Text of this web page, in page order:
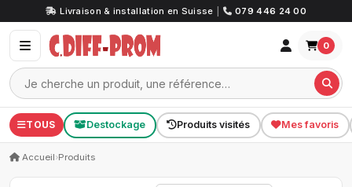
Livraison & installation en Suisse 079 446 24 00
0
TOUS Destockage Produits visités Mes favoris
Accueil›Produits